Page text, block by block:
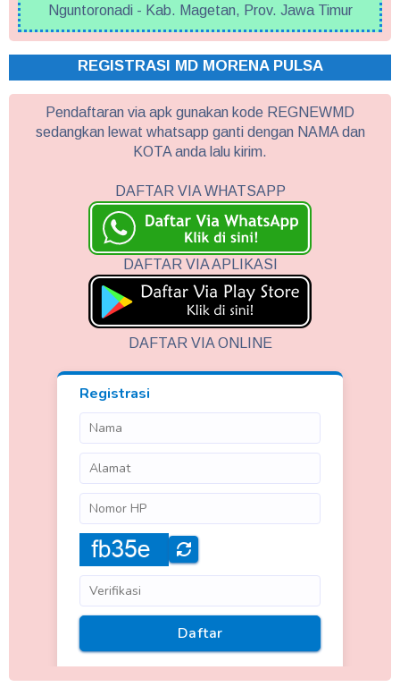
Nguntoronadi - Kab. Magetan, Prov. Jawa Timur
REGISTRASI MD MORENA PULSA
Pendaftaran via apk gunakan kode REGNEWMD
sedangkan lewat whatsapp ganti dengan NAMA dan
KOTA anda lalu kirim.
DAFTAR VIA WHATSAPP
DAFTAR VIA APLIKASI
DAFTAR VIA ONLINE